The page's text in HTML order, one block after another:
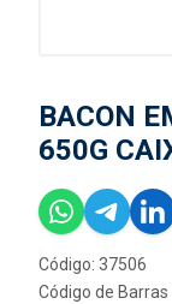
BACON
650G
Código: 37506
Código de